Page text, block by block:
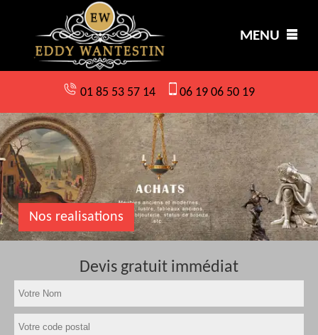
MENU
01 85 53 57 14 06 19 06 50 19
Nos realisations
Devis gratuit immédiat